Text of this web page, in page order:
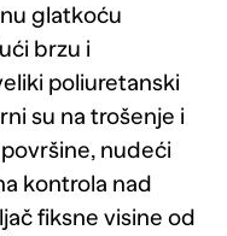
glatkoću
brzu i
poliuretanski
su na trošenje i
nudeći
kontrola nad
fiksne visine od